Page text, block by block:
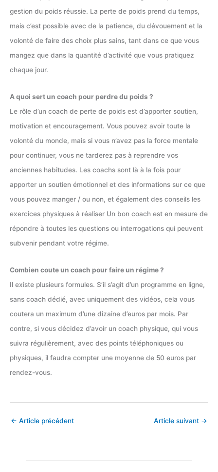
gestion du poids réussie. La perte de poids prend du temps,
mais c’est possible avec de la patience, du dévouement et la
volonté de faire des choix plus sains, tant dans ce que vous
mangez que dans la quantité d’activité que vous pratiquez
chaque jour.
A quoi sert un coach pour perdre du poids ?
Le rôle d’un coach de perte de poids est d’apporter soutien,
motivation et encouragement. Vous pouvez avoir toute la
volonté du monde, mais si vous n’avez pas la force mentale
pour continuer, vous ne tarderez pas à reprendre vos
anciennes habitudes. Les coachs sont là à la fois pour
apporter un soutien émotionnel et des informations sur ce que
vous pouvez manger / ou non, et également des conseils les
exercices physiques à réaliser Un bon coach est en mesure de
répondre à toutes les questions ou interrogations qui peuvent
subvenir pendant votre régime.
Combien coute un coach pour faire un régime ?
Il existe plusieurs formules. S’il s’agit d’un programme en ligne,
sans coach dédié, avec uniquement des vidéos, cela vous
coutera un maximum d’une dizaine d’euros par mois. Par
contre, si vous décidez d’avoir un coach physique, qui vous
suivra régulièrement, avec des points téléphoniques ou
physiques, il faudra compter une moyenne de 50 euros par
rendez-vous.
← Article précédent Article suivant →